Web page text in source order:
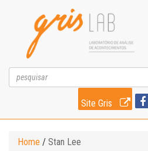
Site Gris
Home / Stan Lee